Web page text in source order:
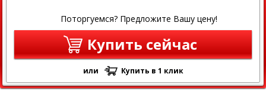
Поторгуемся? Предложите Вашу цену!
Купить сейчас
или Купить в 1 клик